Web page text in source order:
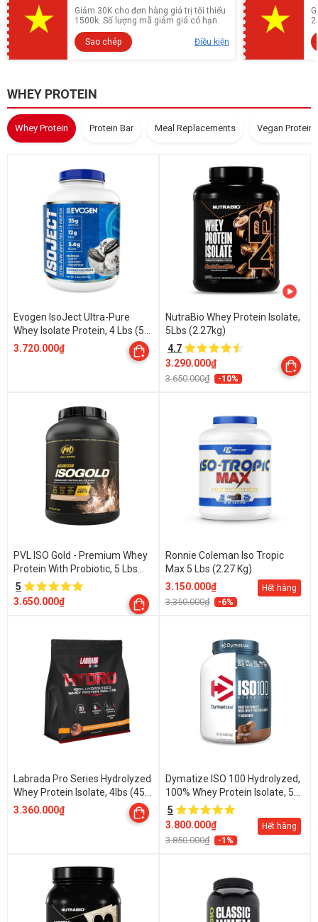
Giảm 30K cho đơn hàng giá trị tối thiểu
1500k. Số lượng mã giảm giá có hạn.
Sao chép Điều kiện
WHEY PROTEIN
Whey Protein Protein Bar Meal Replacements Vegan Protein
Evogen IsoJect Ultra-Pure
Whey Isolate Protein, 4 Lbs (55
Servings)
3.720.000₫
NutraBio Whey Protein Isolate,
5Lbs (2.27kg)
4.7
3.290.000₫
3.650.000₫ -10%
PVL ISO Gold - Premium Whey
Protein With Probiotic, 5 Lbs
(2.27kg)
5
3.650.000₫
Ronnie Coleman Iso Tropic
Max 5 Lbs (2.27 Kg)
3.150.000₫
3.350.000₫ -6%
Hết hàng
Labrada Pro Series Hydrolyzed
Whey Protein Isolate, 4lbs (45
Servings)
3.360.000₫
Dymatize ISO 100 Hydrolyzed,
100% Whey Protein Isolate, 5
Lbs (2.27 kg)
5
3.800.000₫
3.850.000₫ -1%
Hết hàng